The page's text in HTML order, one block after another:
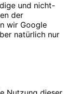
und nicht-
der
wir Google
natürlich nur